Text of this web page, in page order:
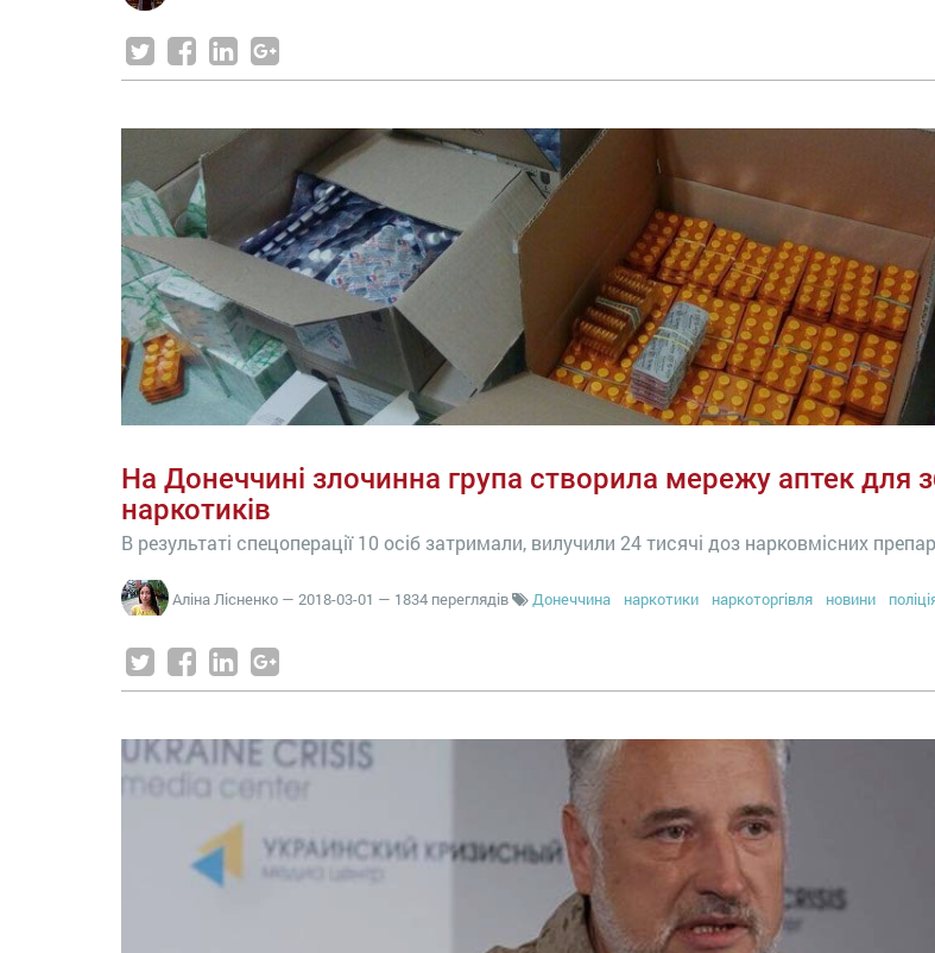
На Донеччині злочинна група створила мережу аптек для
наркотиків
В результаті спецоперації 10 осіб затримали, вилучили 24 тисячі доз нарковмісних
Аліна Лісненко — 2018-03-01 — 1834 переглядів Донеччина наркотики наркоторгівля новини